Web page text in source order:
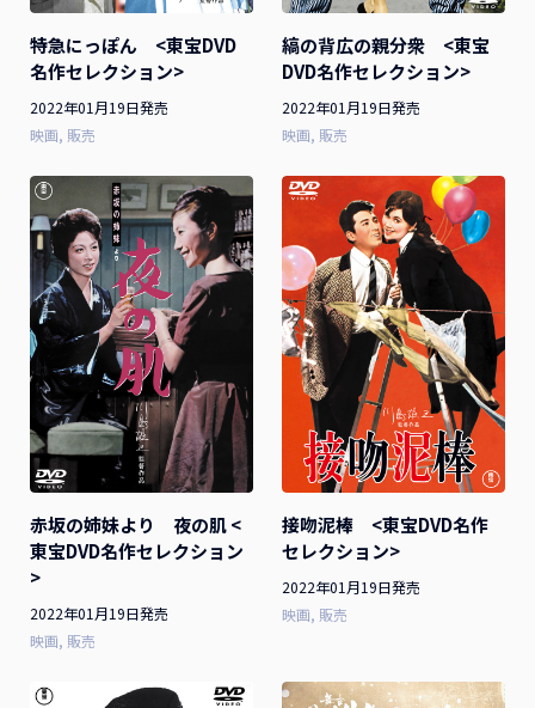
特急にっぽん <東宝DVD
名作セレクション>
2022年01月19日発売
映画 販売
縞の背広の親分衆 <東宝
DVD名作セレクション>
2022年01月19日発売
映画 販売
赤坂の姉妹より 夜の肌 <
東宝DVD名作セレクション
>
2022年01月19日発売
映画 販売
接吻泥棒 <東宝DVD名作
セレクション>
2022年01月19日発売
映画 販売